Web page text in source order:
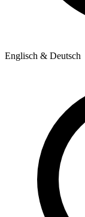
Englisch & Deutsch